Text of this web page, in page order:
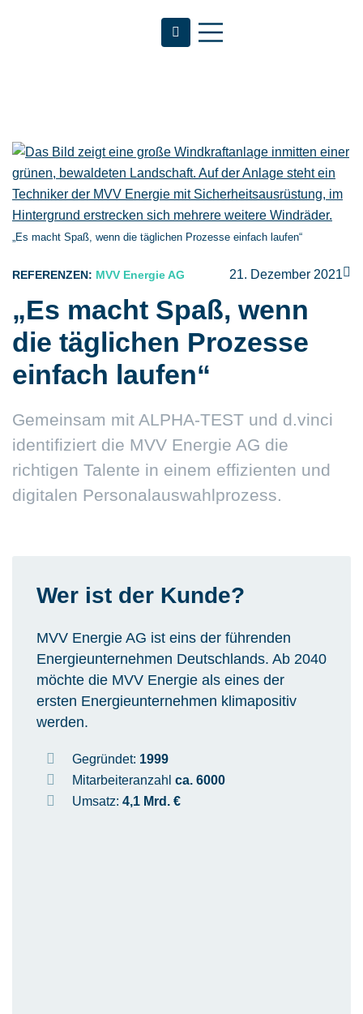
„Es macht Spaß, wenn die täglichen Prozesse einfach laufen“
REFERENZEN: MVV Energie AG 21. Dezember 2021
„Es macht Spaß, wenn
die täglichen Prozesse
einfach laufen“
Gemeinsam mit ALPHA-TEST und d.vinci
identifiziert die MVV Energie AG die
richtigen Talente in einem effizienten und
digitalen Personalauswahlprozess.
Wer ist der Kunde?
MVV Energie AG ist eins der führenden
Energieunternehmen Deutschlands. Ab 2040
möchte die MVV Energie als eines der
ersten Energieunternehmen klimapositiv
werden.
Gegründet: 1999
Mitarbeiteranzahl ca. 6000
Umsatz: 4,1 Mrd. €